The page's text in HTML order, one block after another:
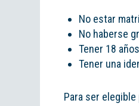
No estar
No haberse
Tener 18
Tener una
Para ser elegible